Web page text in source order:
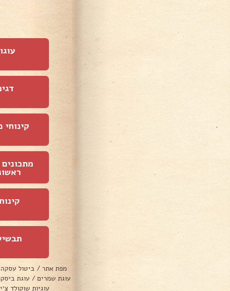
קינוחי
מפת אתר / ביטול עסקה
עוגת שמרים / עוגת
עוגיות שוקולד